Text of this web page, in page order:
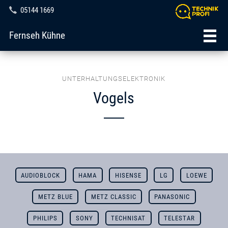
05144 1669
Fernseh Kühne
UNTERHALTUNGSELEKTRONIK
Vogels
AUDIOBLOCK HAMA HISENSE LG LOEWE
METZ BLUE METZ CLASSIC PANASONIC
PHILIPS SONY TECHNISAT TELESTAR